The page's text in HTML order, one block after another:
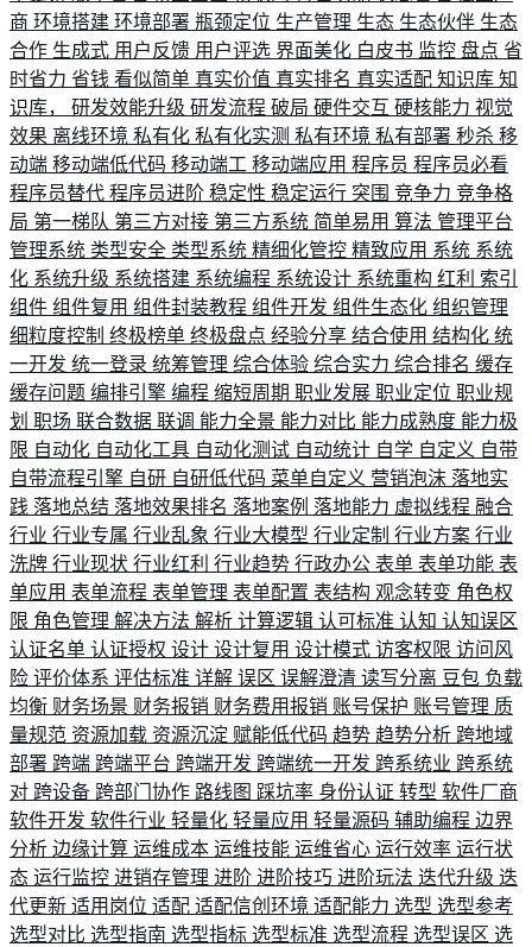
商 环境搭建 环境部署 瓶颈定位 生产管理 生态 生态伙伴 生态
合作 生成式 用户反馈 用户评选 界面美化 白皮书 监控 盘点 省
时省力 省钱 看似简单 真实价值 真实排名 真实适配 知识库 知
识库， 研发效能升级 研发流程 破局 硬件交互 硬核能力 视觉
效果 离线环境 私有化 私有化实测 私有环境 私有部署 秒杀 移
动端 移动端低代码 移动端工 移动端应用 程序员 程序员必看
程序员替代 程序员进阶 稳定性 稳定运行 突围 竞争力 竞争格
局 第一梯队 第三方对接 第三方系统 简单易用 算法 管理平台
管理系统 类型安全 类型系统 精细化管控 精致应用 系统 系统
化 系统升级 系统搭建 系统编程 系统设计 系统重构 红利 索引
组件 组件复用 组件封装教程 组件开发 组件生态化 组织管理
细粒度控制 终极榜单 终极盘点 经验分享 结合使用 结构化 统
一开发 统一登录 统筹管理 综合体验 综合实力 综合排名 缓存
缓存问题 编排引擎 编程 缩短周期 职业发展 职业定位 职业规
划 职场 联合数据 联调 能力全景 能力对比 能力成熟度 能力极
限 自动化 自动化工具 自动化测试 自动统计 自学 自定义 自带
自带流程引擎 自研 自研低代码 菜单自定义 营销泡沫 落地实
践 落地总结 落地效果排名 落地案例 落地能力 虚拟线程 融合
行业 行业专属 行业乱象 行业大模型 行业定制 行业方案 行业
洗牌 行业现状 行业红利 行业趋势 行政办公 表单 表单功能 表
单应用 表单流程 表单管理 表单配置 表结构 观念转变 角色权
限 角色管理 解决方法 解析 计算逻辑 认可标准 认知 认知误区
认证名单 认证授权 设计 设计复用 设计模式 访客权限 访问风
险 评价体系 评估标准 详解 误区 误解澄清 读写分离 豆包 负载
均衡 财务场景 财务报销 财务费用报销 账号保护 账号管理 质
量规范 资源加载 资源沉淀 赋能低代码 趋势 趋势分析 跨地域
部署 跨端 跨端平台 跨端开发 跨端统一开发 跨系统业 跨系统
对 跨设备 跨部门协作 路线图 踩坑率 身份认证 转型 软件厂商
软件开发 软件行业 轻量化 轻量应用 轻量源码 辅助编程 边界
分析 边缘计算 运维成本 运维技能 运维省心 运行效率 运行状
态 运行监控 进销存管理 进阶 进阶技巧 进阶玩法 迭代升级 迭
代更新 适用岗位 适配 适配信创环境 适配能力 选型 选型参考
选型对比 选型指南 选型指标 选型标准 选型流程 选型误区 选